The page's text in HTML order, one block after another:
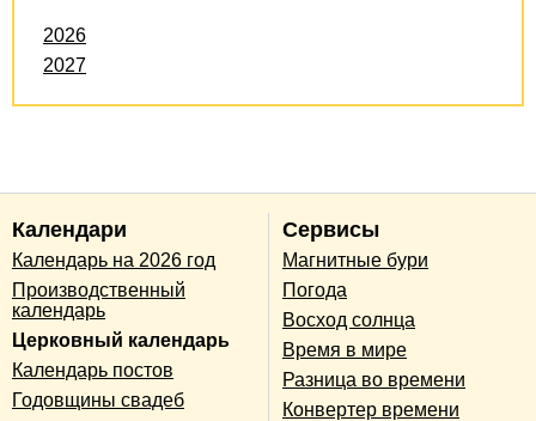
2026
2027
Календари
Календарь на 2026 год
Производственный
календарь
Церковный календарь
Календарь постов
Годовщины свадеб
Сервисы
Магнитные бури
Погода
Восход солнца
Время в мире
Разница во времени
Конвертер времени